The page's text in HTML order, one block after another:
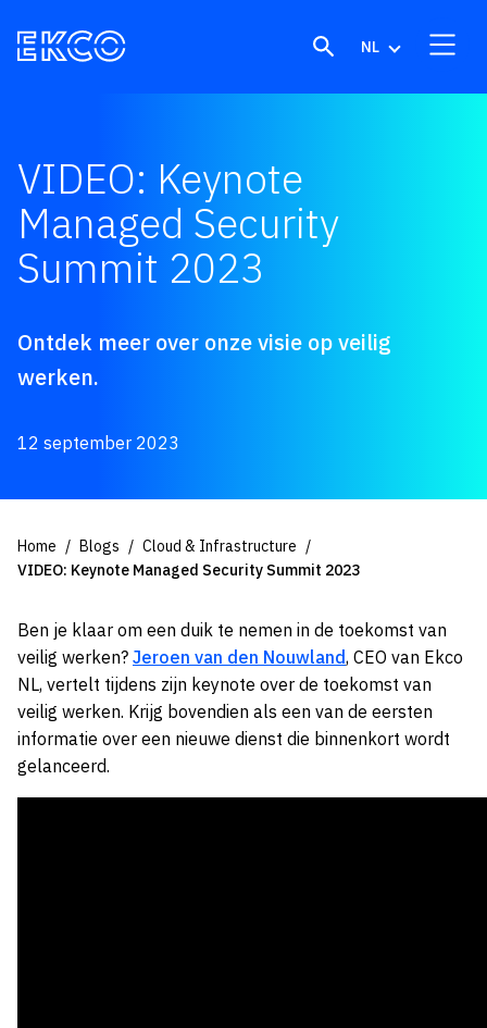
NL
VIDEO: Keynote
Managed Security
Summit 2023
Ontdek meer over onze visie op veilig
werken.
12 september 2023
Home Blogs
Cloud & Infrastructure
VIDEO: Keynote Managed Security Summit 2023
Ben je klaar om een duik te nemen in de toekomst van
veilig werken? Jeroen van den Nouwland, CEO van Ekco
NL, vertelt tijdens zijn keynote over de toekomst van
veilig werken. Krijg bovendien als een van de eersten
informatie over een nieuwe dienst die binnenkort wordt
gelanceerd.